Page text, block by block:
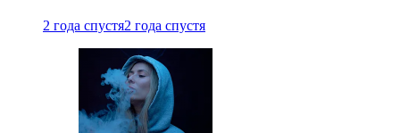
2 года спустя2 года спустя